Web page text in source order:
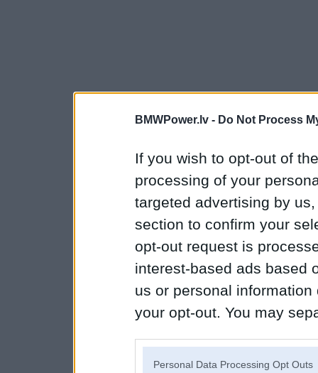
BMWPower.lv - Do Not Process
If you wish to opt-out of
processing of your
targeted advertising by
section to confirm your
opt-out request is
interest-based ads based
us or personal
your opt-out. You may
Personal Data Processing Opt Outs